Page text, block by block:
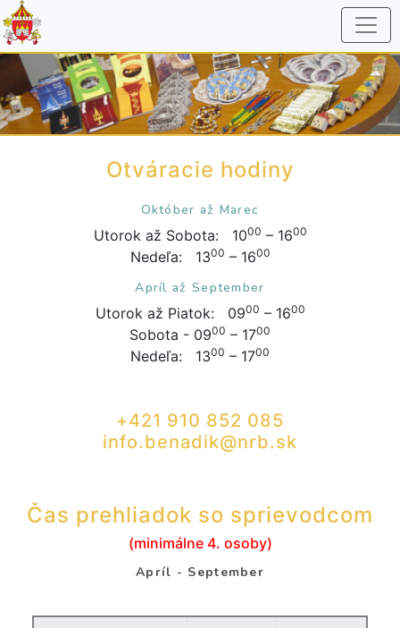
Otváracie hodiny
Október až Marec
Utorok až Sobota: 1000 – 1600
Nedeľa: 1300 – 1600
Apríl až September
Utorok až Piatok: 0900 – 1600
Sobota - 0900 – 1700
Nedeľa: 1300 – 1700
+421 910 852 085
info.benadik@nrb.sk
Čas prehliadok so sprievodcom
(minimálne 4. osoby)
Apríl - September